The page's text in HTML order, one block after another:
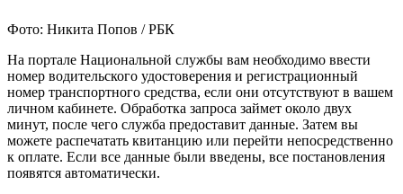
Фото: Никита Попов / РБК
На портале Национальной службы вам необходимо ввести
номер водительского удостоверения и регистрационный
номер транспортного средства, если они отсутствуют в вашем
личном кабинете. Обработка запроса займет около двух
минут, после чего служба предоставит данные. Затем вы
можете распечатать квитанцию или перейти непосредственно
к оплате. Если все данные были введены, все постановления
появятся автоматически.